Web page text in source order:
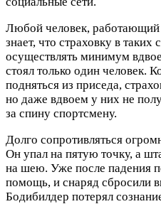
Любой человек, работающий
знает, что страховку в
осуществлять минимум
стоял только один человек.
подняться из приседа,
но даже вдвоем у них не
за спину спортсмену.
Долго сопротивляться
Он упал на пятую точку, а
на шею. Уже после падения
помощь, и снаряд сбросили
Бодибилдер потерял